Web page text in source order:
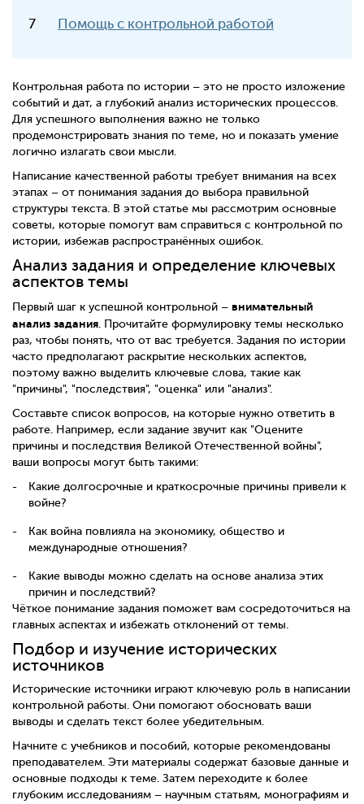
Помощь с контрольной работой
Контрольная работа по истории – это не просто изложение
событий и дат, а глубокий анализ исторических процессов.
Для успешного выполнения важно не только
продемонстрировать знания по теме, но и показать умение
логично излагать свои мысли.
Написание качественной работы требует внимания на всех
этапах – от понимания задания до выбора правильной
структуры текста. В этой статье мы рассмотрим основные
советы, которые помогут вам справиться с контрольной по
истории, избежав распространённых ошибок.
Анализ задания и определение ключевых
аспектов темы
Первый шаг к успешной контрольной – внимательный
анализ задания . Прочитайте формулировку темы несколько
раз, чтобы понять, что от вас требуется. Задания по истории
часто предполагают раскрытие нескольких аспектов,
поэтому важно выделить ключевые слова, такие как
"причины", "последствия", "оценка" или "анализ".
Составьте список вопросов, на которые нужно ответить в
работе. Например, если задание звучит как "Оцените
причины и последствия Великой Отечественной войны",
ваши вопросы могут быть такими:
Какие долгосрочные и краткосрочные причины привели к
войне?
Как война повлияла на экономику, общество и
международные отношения?
Какие выводы можно сделать на основе анализа этих
причин и последствий?
Чёткое понимание задания поможет вам сосредоточиться на
главных аспектах и избежать отклонений от темы.
Подбор и изучение исторических
источников
Исторические источники играют ключевую роль в написании
контрольной работы. Они помогают обосновать ваши
выводы и сделать текст более убедительным.
Начните с учебников и пособий, которые рекомендованы
преподавателем. Эти материалы содержат базовые данные и
основные подходы к теме. Затем переходите к более
глубоким исследованиям – научным статьям, монографиям и